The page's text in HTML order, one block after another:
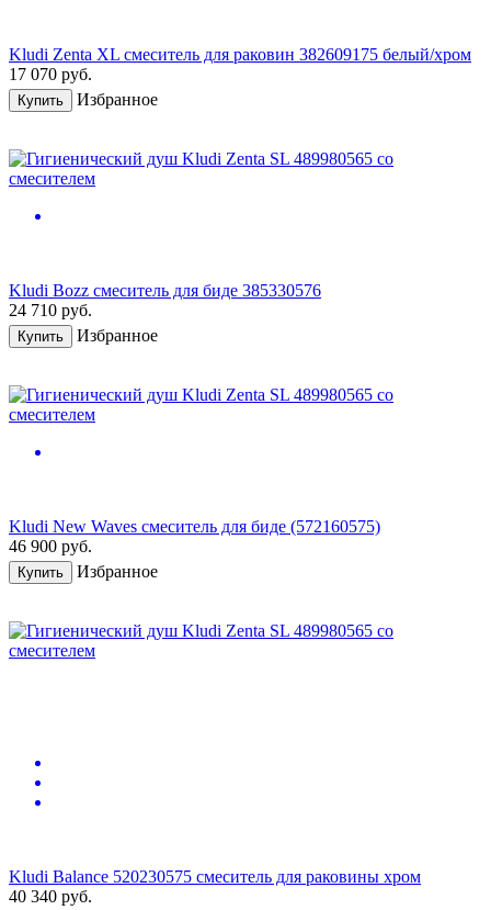
Kludi Zenta XL смеситель для раковин 382609175 белый/хром
17 070 руб.
Купить Избранное
Kludi Bozz смеситель для биде 385330576
24 710 руб.
Купить Избранное
Kludi New Waves смеситель для биде (572160575)
46 900 руб.
Купить Избранное
Kludi Balance 520230575 смеситель для раковины хром
40 340 руб.